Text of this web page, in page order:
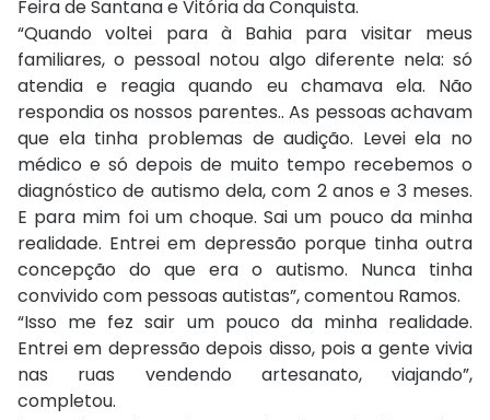
Feira de Santana e Vitória da Conquista.
“Quando voltei para à Bahia para visitar meus
familiares, o pessoal notou algo diferente nela: só
atendia e reagia quando eu chamava ela. Não
respondia os nossos parentes.. As pessoas achavam
que ela tinha problemas de audição. Levei ela no
médico e só depois de muito tempo recebemos o
diagnóstico de autismo dela, com 2 anos e 3 meses.
E para mim foi um choque. Sai um pouco da minha
realidade. Entrei em depressão porque tinha outra
concepção do que era o autismo. Nunca tinha
convivido com pessoas autistas”, comentou Ramos.
“Isso me fez sair um pouco da minha realidade.
Entrei em depressão depois disso, pois a gente vivia
nas ruas vendendo artesanato, viajando”,
completou.